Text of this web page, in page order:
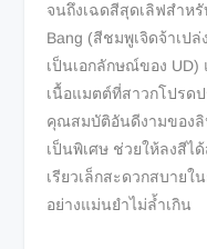
จนถึงเฉดสีสุดเลิฟสำห
Bang (สีชมพูเจิดจ้าเป
เป็นเอกลักษณ์ของ
เนื้อแมตต์ที่สาวกโปรด
คุณสมบัติอันดีงามของ
เป็นพิเศษ ช่วยให้ลงสีไ
เรียวเล็กสะดวกสบาย
อย่างแม่นยำไม่ล้ำเกิน